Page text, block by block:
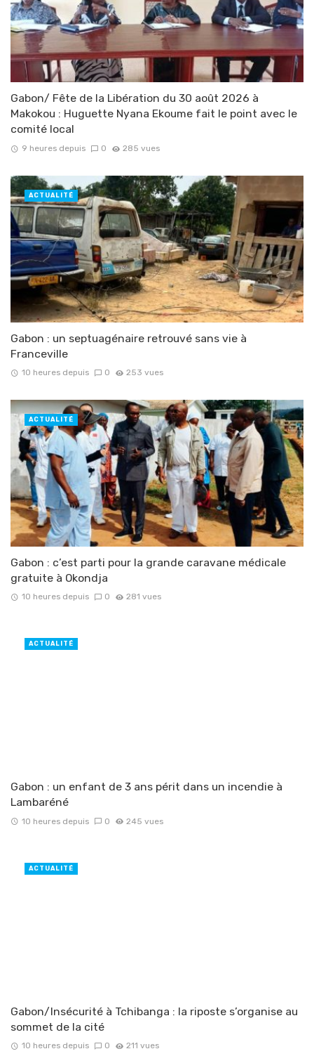
Gabon/ Fête de la Libération du 30 août 2026 à
Makokou : Huguette Nyana Ekoume fait le point avec le
comité local
9 heures depuis 0 285 vues
Gabon : un septuagénaire retrouvé sans vie à
Franceville
10 heures depuis 0 253 vues
ACTUALITÉ
Gabon : c’est parti pour la grande caravane médicale
gratuite à Okondja
10 heures depuis 0 281 vues
ACTUALITÉ
Gabon : un enfant de 3 ans périt dans un incendie à
Lambaréné
10 heures depuis 0 245 vues
ACTUALITÉ
Gabon/Insécurité à Tchibanga : la riposte s’organise au
sommet de la cité
10 heures depuis 0 211 vues
ACTUALITÉ